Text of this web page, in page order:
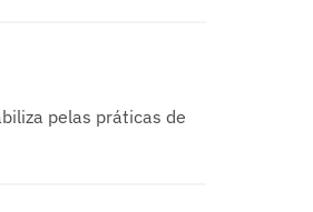
pelas práticas de